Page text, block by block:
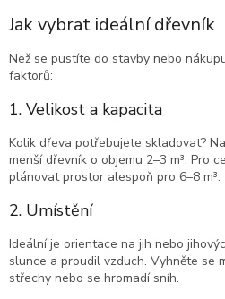
Jak vybrat ideální dřevník
Než se pustíte do stavby nebo
faktorů:
1. Velikost a kapacita
Kolik dřeva potřebujete skladovat?
menší dřevník o objemu 2–3 m³. Pro
plánovat prostor alespoň pro 6–8 m³.
2. Umístění
Ideální je orientace na jih nebo
slunce a proudil vzduch. Vyhněte se
střechy nebo se hromadí sníh.